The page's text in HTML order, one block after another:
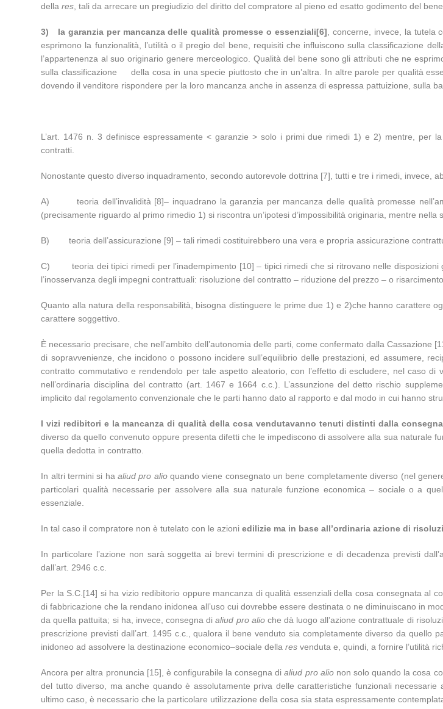
dellares , tali da arrecare un pregiudizio del diritto del compratore al pieno ed esatto godimento del
3) la garanzia per mancanza delle qualità promesse o essenziali[6] , concerne, invece, la tutela
esprimono la funzionalità, l’utilità o il pregio del bene, requisiti che influiscono sulla classificazione
l’appartenenza al suo originario genere merceologico. Qualità del bene sono gli attributi che ne
sulla classificazione della cosa in una specie piuttosto che in un’altra. In altre parole per qualità
dovendo il venditore rispondere per la loro mancanza anche in assenza di espressa pattuizione, sulla
L’art. 1476 n. 3 definisce espressamente < garanzie > solo i primi due rimedi 1) e 2) mentre, per
contratti.
Nonostante questo diverso inquadramento, secondo autorevole dottrina [7], tutti e tre i rimedi, invece,
A) teoria dell’invalidità [8]– inquadrano la garanzia per mancanza delle qualità promesse
(precisamente riguardo al primo rimedio 1) si riscontra un’ipotesi d’impossibilità originaria, mentre nella
B) teoria dell’assicurazione [9] – tali rimedi costituirebbero una vera e propria assicurazione
C) teoria dei tipici rimedi per l’inadempimento [10] – tipici rimedi che si ritrovano nelle disposizioni
l’inosservanza degli impegni contrattuali: risoluzione del contratto – riduzione del prezzo – o
Quanto alla natura della responsabilità, bisogna distinguere le prime due 1) e 2)che hanno carattere
carattere soggettivo.
È necessario precisare, che nell’ambito dell’autonomia delle parti, come confermato dalla
di sopravvenienze, che incidono o possono incidere sull’equilibrio delle prestazioni, ed assumere,
contratto commutativo e rendendolo per tale aspetto aleatorio, con l’effetto di escludere, nel caso di
nell’ordinaria disciplina del contratto (art. 1467 e 1664 c.c.). L’assunzione del detto rischio
implicito dal regolamento convenzionale che le parti hanno dato al rapporto e dal modo in cui hanno
I vizi redibitori e la mancanza di qualità della cosa vendutavanno tenuti distinti dalla
diverso da quello convenuto oppure presenta difetti che le impediscono di assolvere alla sua naturale
quella dedotta in contratto.
In altri termini si ha aliud pro alioquando viene consegnato un bene completamente diverso (nel
particolari qualità necessarie per assolvere alla sua naturale funzione economica – sociale o a
essenziale.
In tal caso il compratore non è tutelato con le azioniedilizie ma in base all’ordinaria azione di
In particolare l’azione non sarà soggetta ai brevi termini di prescrizione e di decadenza previsti
dall’art. 2946 c.c.
Per la S.C.[14] si ha vizio redibitorio oppure mancanza di qualità essenziali della cosa consegnata al
di fabbricazione che la rendano inidonea all’uso cui dovrebbe essere destinata o ne diminuiscano in
da quella pattuita; si ha, invece, consegna dialiud pro alioche dà luogo all’azione contrattuale di
prescrizione previsti dall’art. 1495 c.c., qualora il bene venduto sia completamente diverso da
inidoneo ad assolvere la destinazione economico–sociale dellares venduta e, quindi, a fornire l’utilità
Ancora per altra pronuncia [15], è configurabile la consegna dialiud pro alionon solo quando la cosa
del tutto diverso, ma anche quando è assolutamente priva delle caratteristiche funzionali
ultimo caso, è necessario che la particolare utilizzazione della cosa sia stata espressamente